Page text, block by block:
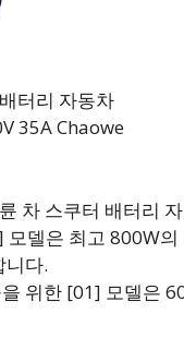
터리 자동차
35A Chaowe
차 스쿠터 배터리
델은 최고 800W
니다.
위한 [01] 모델은